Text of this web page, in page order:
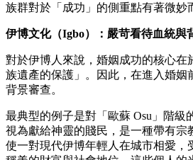
族群對於「成功」的側重點有著微妙
伊博文化（Igbo）：嚴苛看待血統與
對於伊博人來說，婚姻成功的核心在
族遺產的保護」。因此，在進入婚姻
背景審查。
最典型的例子是對「歐蘇 Osu」階級
視為獻給神靈的賤民，是一種帶有宗
使一對現代伊博年輕人在城市相愛，